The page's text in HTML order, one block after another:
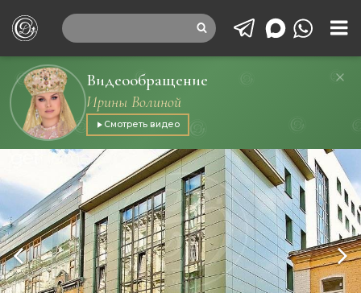
Видеообращение
Ирины Волиной
Смотреть видео